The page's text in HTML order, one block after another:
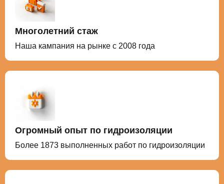
Многолетний стаж
Наша кампания на рынке с 2008 года
Огромный опыт по гидроизоляции
Более 1873 выполненных работ по гидроизоляции